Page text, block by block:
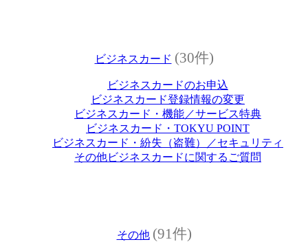
ビジネスカード (30件)
ビジネスカードのお申込
ビジネスカード登録情報の変更
ビジネスカード・機能／サービス特典
ビジネスカード・TOKYU POINT
ビジネスカード・紛失（盗難）／セキュリティ
その他ビジネスカードに関するご質問
その他 (91件)